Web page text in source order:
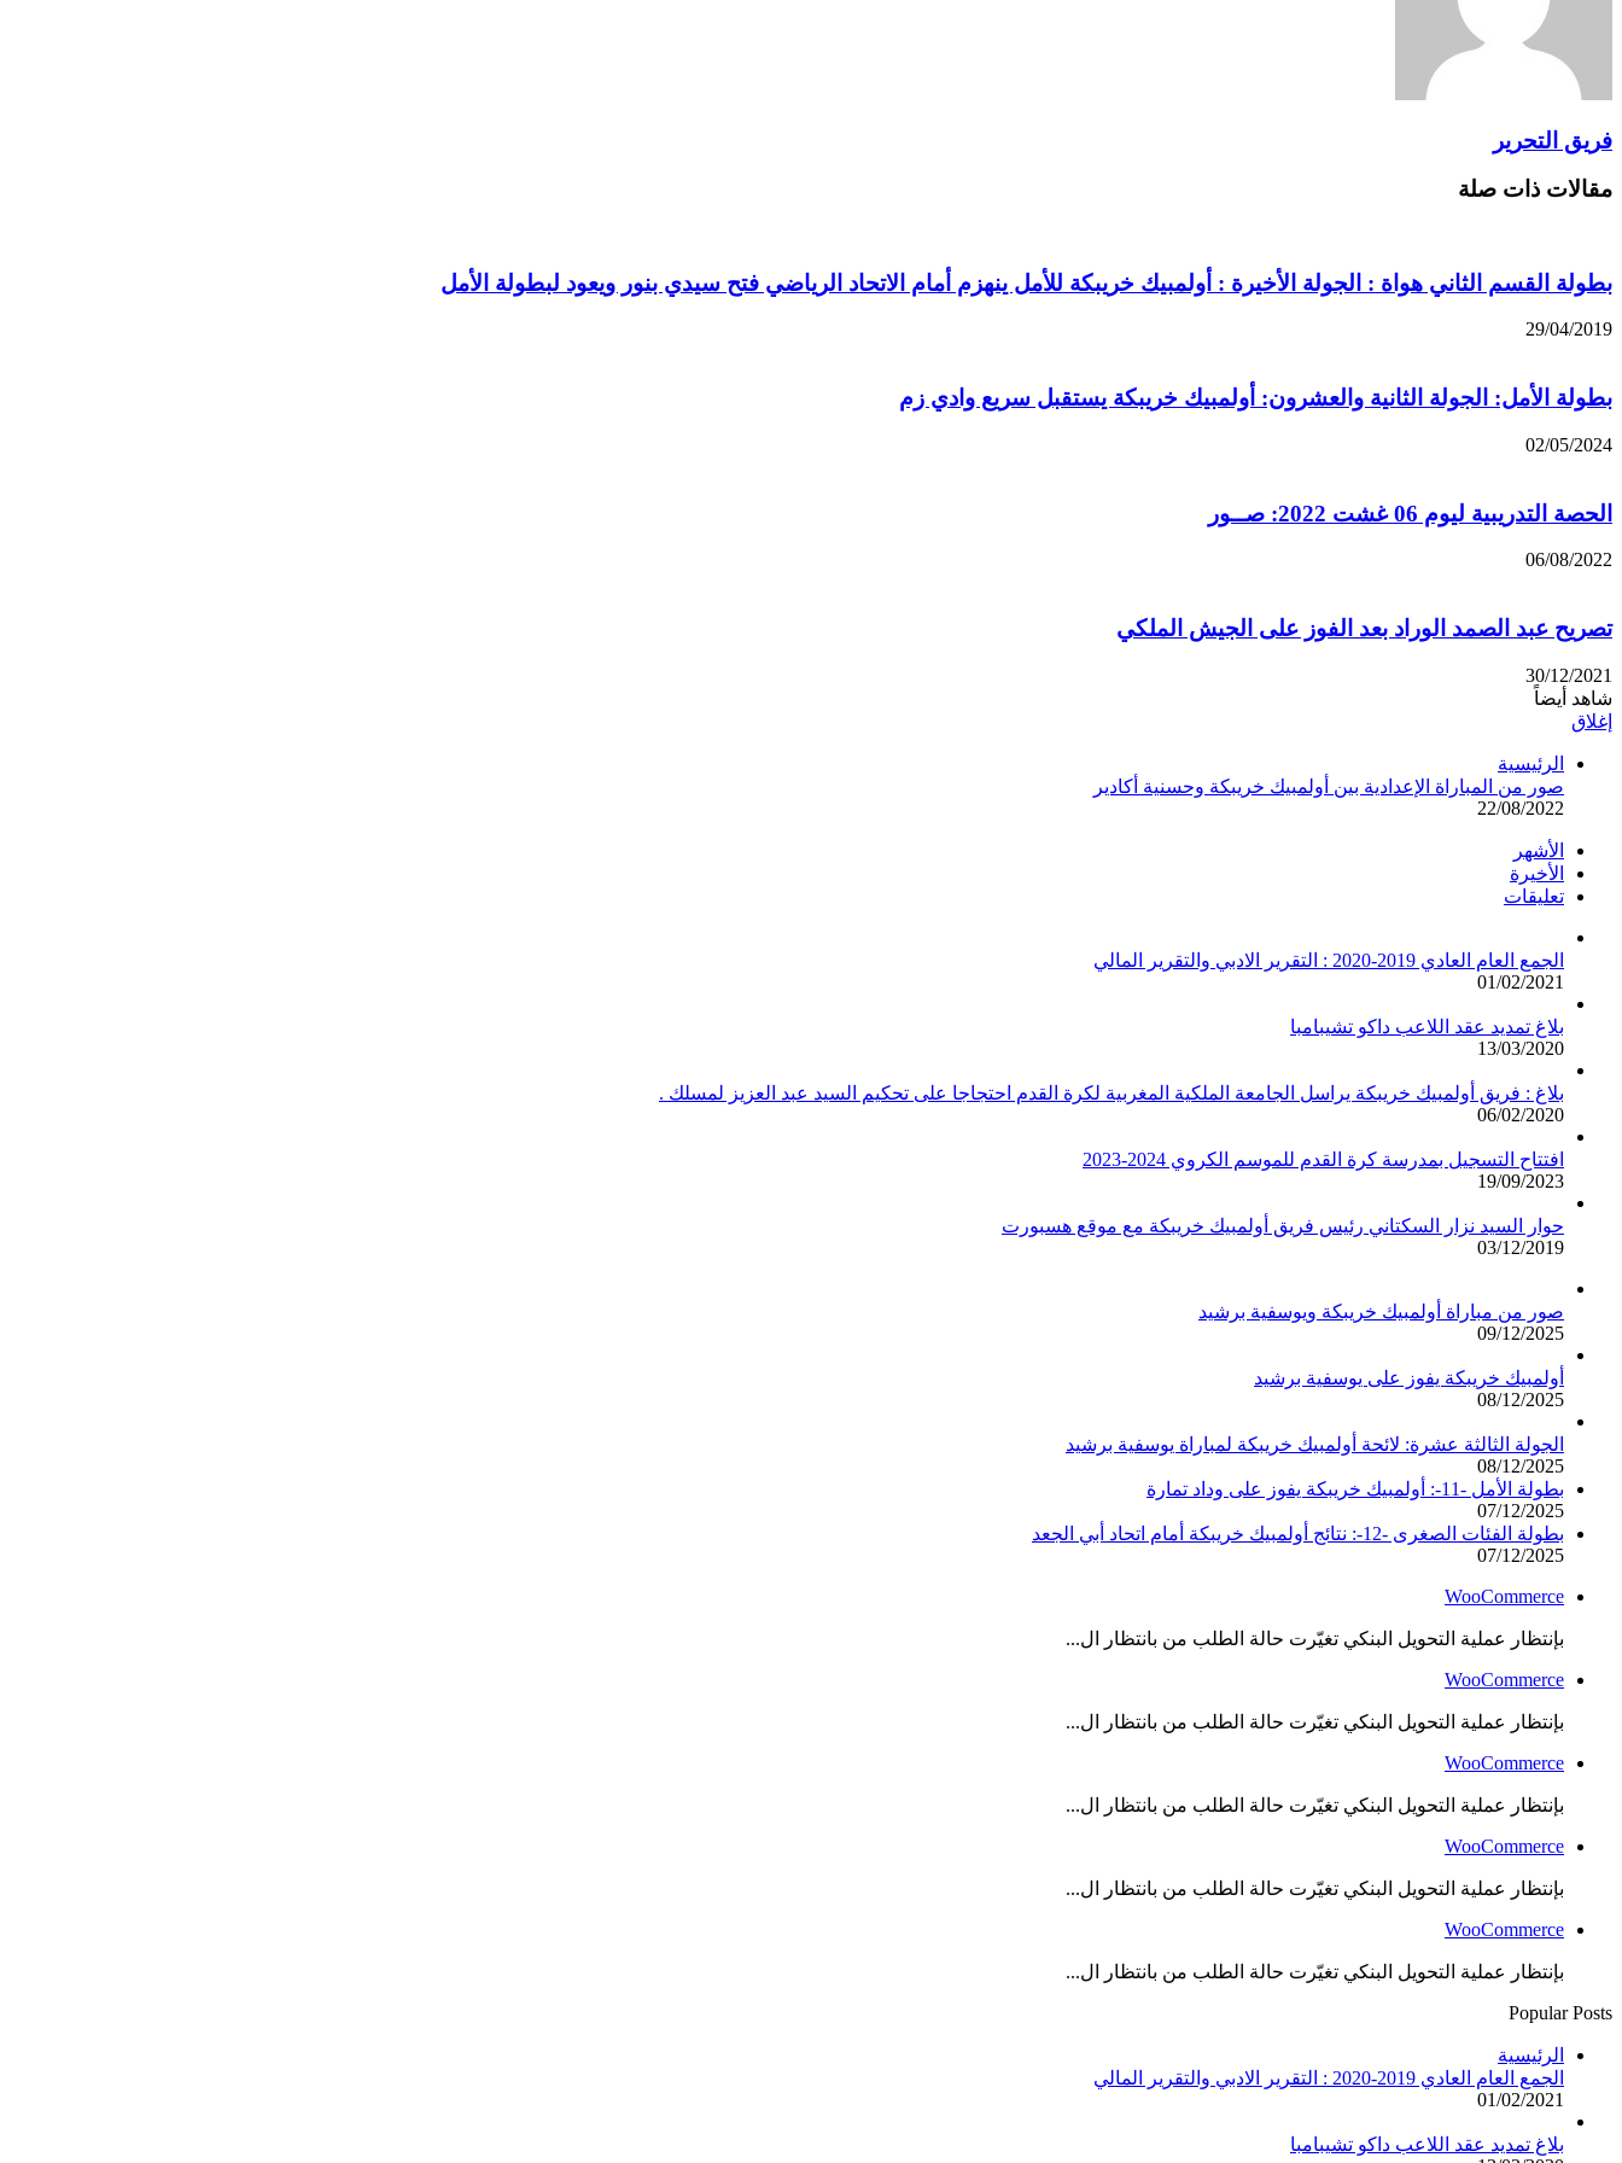
فريق التحرير
مقالات ذات صلة
بطولة القسم الثاني هواة : الجولة الأخيرة : أولمبيك خريبكة للأمل ينهزم أمام الاتحاد الرياضي فتح سيدي بنور ويعود لبطولة الأمل
29/04/2019
بطولة الأمل: الجولة الثانية والعشرون: أولمبيك خريبكة يستقبل سريع وادي زم
02/05/2024
الحصة التدريبية ليوم 06 غشت 2022: صــور
06/08/2022
تصريح عبد الصمد الوراد بعد الفوز على الجيش الملكي
30/12/2021
شاهد أيضاً
إغلاق
الرئيسية
صور من المباراة الإعدادية بين أولمبيك خريبكة وحسنية أكادير
22/08/2022
الأشهر
الأخيرة
تعليقات
الجمع العام العادي 2019-2020 : التقرير الادبي والتقرير المالي
01/02/2021
بلاغ تمديد عقد اللاعب داكو تشيبامبا
13/03/2020
بلاغ : فريق أولمبيك خريبكة يراسل الجامعة الملكية المغربية لكرة القدم احتجاجا على تحكيم السيد عبد العزيز لمسلك .
06/02/2020
افتتاح التسجيل بمدرسة كرة القدم للموسم الكروي 2024-2023
19/09/2023
حوار السيد نزار السكتاني رئيس فريق أولمبيك خريبكة مع موقع هسبورت
03/12/2019
صور من مباراة أولمبيك خريبكة ويوسفية برشيد
09/12/2025
أولمبيك خريبكة يفوز على يوسفية برشيد
08/12/2025
الجولة الثالثة عشرة: لائحة أولمبيك خريبكة لمباراة يوسفية برشيد
08/12/2025
بطولة الأمل -11-: أولمبيك خريبكة يفوز على وداد تمارة
07/12/2025
بطولة الفئات الصغرى -12-: نتائج أولمبيك خريبكة أمام اتحاد أبي الجعد
07/12/2025
WooCommerce
بإنتظار عملية التحويل البنكي تغيّرت حالة الطلب من بانتظار ال...
WooCommerce
بإنتظار عملية التحويل البنكي تغيّرت حالة الطلب من بانتظار ال...
WooCommerce
بإنتظار عملية التحويل البنكي تغيّرت حالة الطلب من بانتظار ال...
WooCommerce
بإنتظار عملية التحويل البنكي تغيّرت حالة الطلب من بانتظار ال...
WooCommerce
بإنتظار عملية التحويل البنكي تغيّرت حالة الطلب من بانتظار ال...
Popular Posts
الرئيسية
الجمع العام العادي 2019-2020 : التقرير الادبي والتقرير المالي
01/02/2021
بلاغ تمديد عقد اللاعب داكو تشيبامبا